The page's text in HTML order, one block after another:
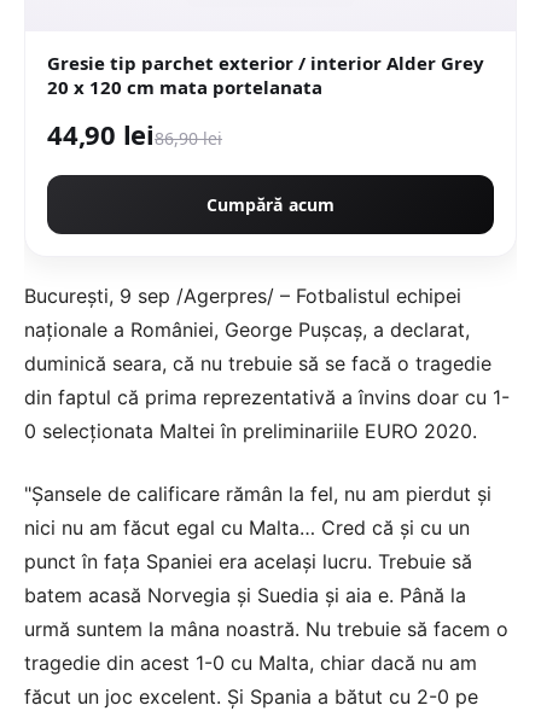
Gresie tip parchet exterior / interior Alder Grey
20 x 120 cm mata portelanata
44,90 lei86,90 lei
Cumpără acum
Bucureşti, 9 sep /Agerpres/ – Fotbalistul echipei
naţionale a României, George Puşcaş, a declarat,
duminică seara, că nu trebuie să se facă o tragedie
din faptul că prima reprezentativă a învins doar cu 1-
0 selecţionata Maltei în preliminariile EURO 2020.
"Şansele de calificare rămân la fel, nu am pierdut şi
nici nu am făcut egal cu Malta… Cred că şi cu un
punct în faţa Spaniei era acelaşi lucru. Trebuie să
batem acasă Norvegia şi Suedia şi aia e. Până la
urmă suntem la mâna noastră. Nu trebuie să facem o
tragedie din acest 1-0 cu Malta, chiar dacă nu am
făcut un joc excelent. Şi Spania a bătut cu 2-0 pe